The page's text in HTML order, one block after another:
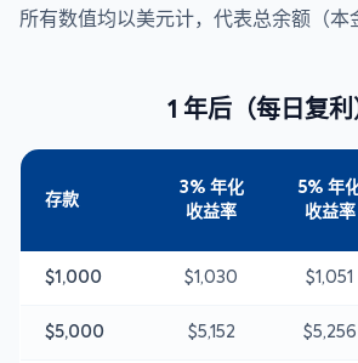
所有数值均以美元计，代表总余额（本
1 年后（每日复利
存款
3% 年化
收益率
5% 年
收益率
$1,000 $1,030 $1,051
$5,000 $5,152 $5,256